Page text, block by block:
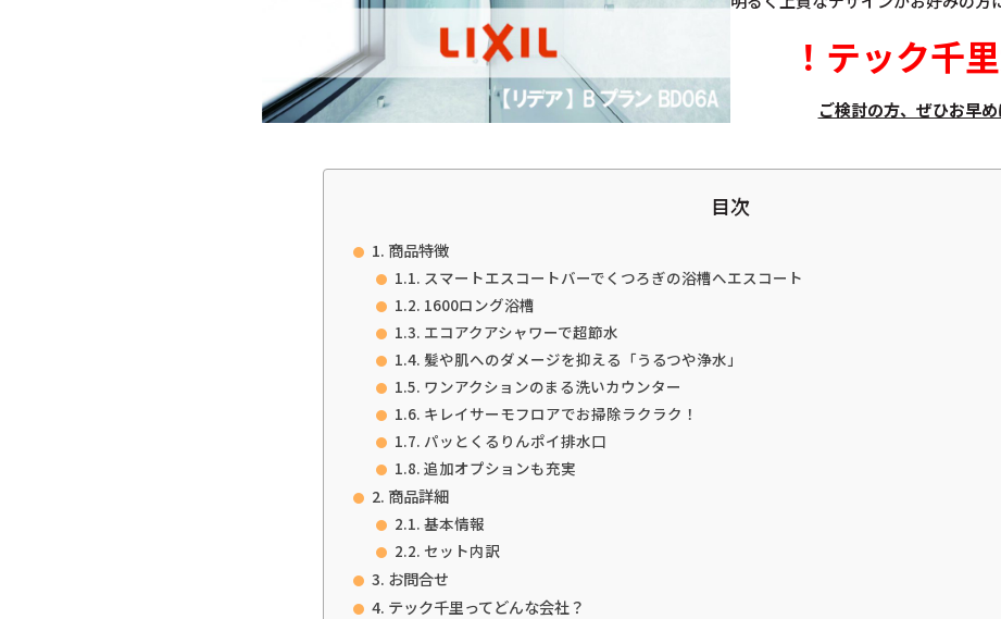
！ テック千
ご検討の方、ぜひお早め
目次
商品特徴
スマートエスコートバーでくつろぎの浴槽へエスコート
1600ロング浴槽
エコアクアシャワーで超節水
髪や肌へのダメージを抑える「うるつや浄水」
ワンアクションのまる洗いカウンター
キレイサーモフロアでお掃除ラクラク！
パッとくるりんポイ排水口
追加オプションも充実
商品詳細
基本情報
セット内訳
お問合せ
テック千里ってどんな会社？